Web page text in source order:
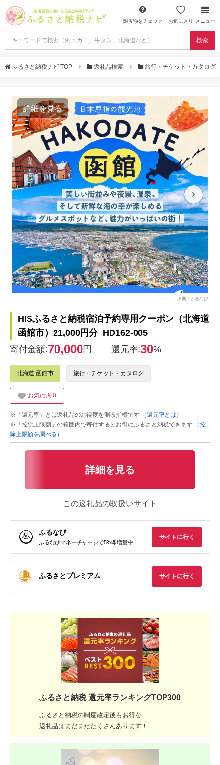
限度額をチェック お気に入り メニュー
検索
ふるさと納税ナビ TOP 返礼品検索 旅行・チケット・カタログ
詳細を見る
出典：ふるなび
HISふるさと納税宿泊予約専用クーポン（北海道
函館市）21,000円分_HD162-005
寄付金額:70,000円 還元率:30%
北海道 函館市 旅行・チケット・カタログ
お気に入り
※「還元率」とは返礼品のお得度を測る指標です
（還元率とは）
※「控除上限額」の範囲内で寄付するとお得にふるさと納税できます
（控
除上限額を調べる）
詳細を見る
この返礼品の取扱いサイト
ふるなび
ふるなびマネーチャージで5%即増量中！
サイトに行く
ふるさとプレミアム サイトに行く
ふるさと納税 還元率ランキングTOP300
ふるさと納税の制度改定後もお得な
返礼品はまだまだたくさんあります！